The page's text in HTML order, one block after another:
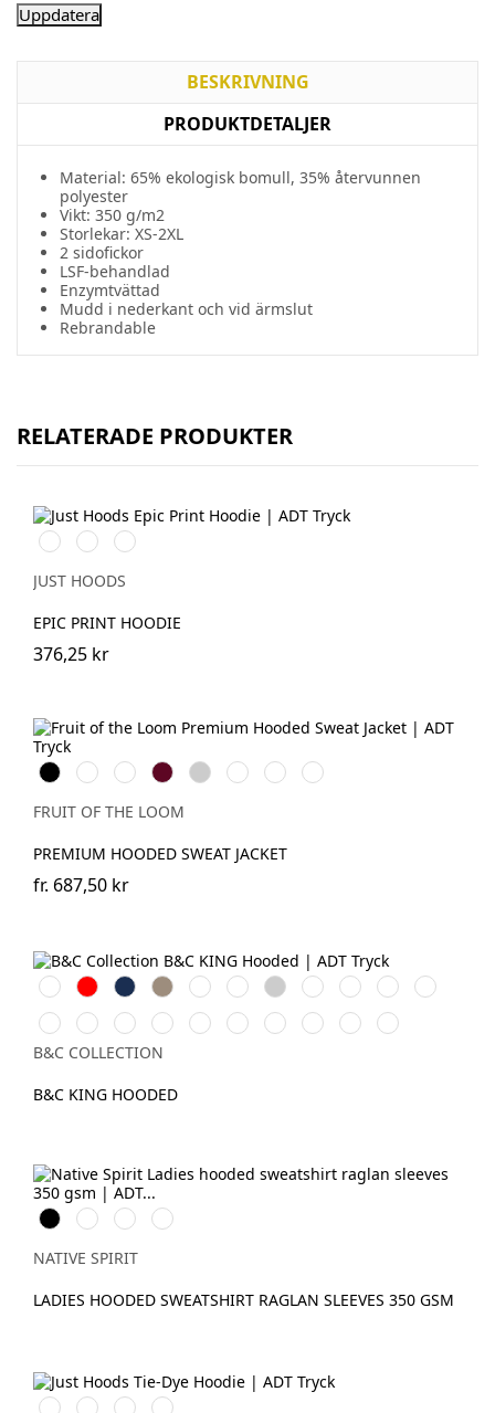
BESKRIVNING
PRODUKTDETALJER
Material: 65% ekologisk bomull, 35% återvunnen
polyester
Vikt: 350 g/m2
Storlekar: XS-2XL
2 sidofickor
LSF-behandlad
Enzymtvättad
Mudd i nederkant och vid ärmslut
Rebrandable
RELATERADE PRODUKTER
Charcoal
Jet
Black
Arctic
White
JUST HOODS
EPIC PRINT HOODIE
376,25 kr
BlackRed
Royal
Blue
BurgundyHeather
Grey
Deep
Navy
Classic
Olive
Charcoal
(Solid)
FRUIT OF THE LOOM
PREMIUM HOODED SWEAT JACKET
fr. 687,50 kr
Vit Röd Navy KhakiRoyalBottle
Green
Heather
Grey
Asphalt
Dark
Cherry
Navy
Blue
Radiant
Purple
Black
Pure
Pure
Orange
Pure
Sky
Heather
Mid
Grey
Grey
Fog
Magenta
Pink
Yellow
Fizz
Soft
Rose
Nordic
Blue
Aqua
Green
B&C COLLECTION
B&C KING HOODED
Svart Ivory Mineral
Grey
Jade
Green
NATIVE SPIRIT
LADIES HOODED SWEATSHIRT RAGLAN SLEEVES 350 GSM
Blue Grey PastelTie-